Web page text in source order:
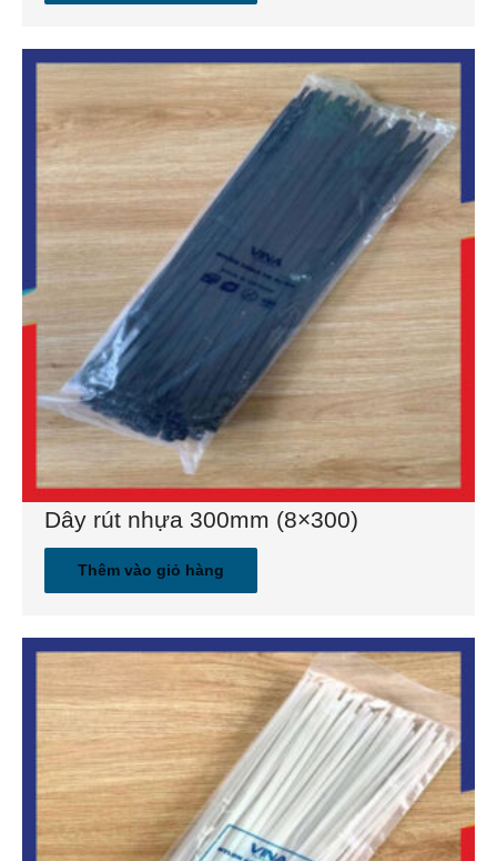
Dây rút nhựa 300mm (8×300)
Thêm vào giỏ hàng